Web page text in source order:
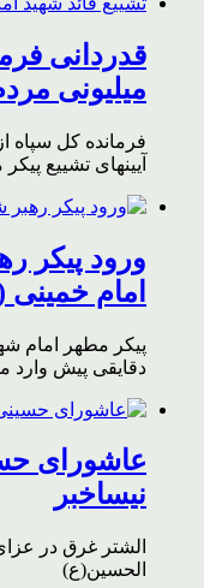
قدردانی
میلیونی
فرمانده کل سپاه
آیینهای تشییع
ورود پیکر
امام خمینی
پیکر مطهر امام
دقایقی پیش وارد
عاشورای
نیساخبر
الشتر غرق در
الحسین(ع)